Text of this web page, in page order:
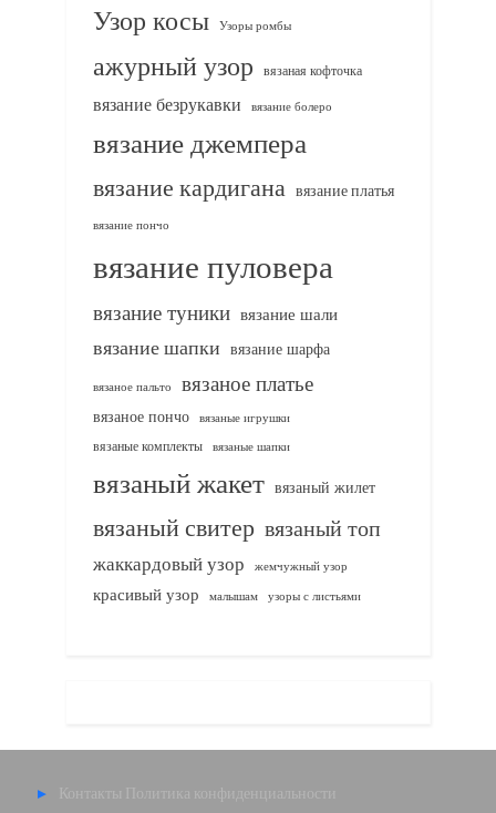
Узор косы Узоры ромбы
ажурный узор вязаная кофточка
вязание безрукавки вязание болеро
вязание джемпера
вязание кардигана вязание платья
вязание пончо
вязание пуловера
вязание туники вязание шали
вязание шапки вязание шарфа
вязаное пальто вязаное платье
вязаное пончо вязаные игрушки
вязаные комплекты
вязаные шапки
вязаный жакет вязаный жилет
вязаный свитер вязаный топ
жаккардовый узор жемчужный узор
красивый узор малышам узоры с листьями
Контакты Политика конфиденциальности